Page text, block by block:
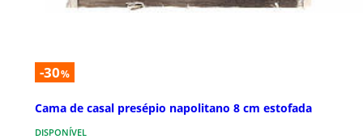
-30%
Cama de casal presépio napolitano 8 cm estofada
DISPONÍVEL